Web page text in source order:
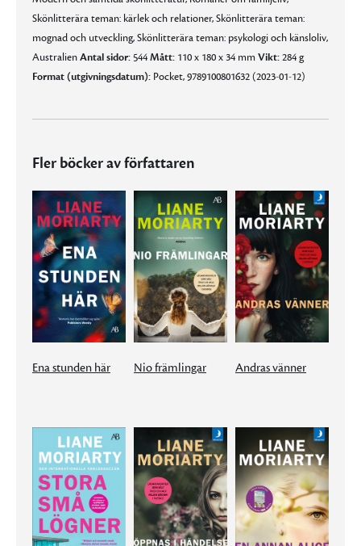
Skönlitterära teman: kärlek och relationer, Skönlitterära teman:
mognad och utveckling, Skönlitterära teman: psykologi och känsloliv,
AustralienAntal sidor:544Mått: 110 x 180 x 34 mmVikt:284 g
Format (utgivningsdatum): Pocket, 9789100801632 (2023-01-12)
Fler böcker av författaren
Ena stunden här Nio främlingar Andras vänner